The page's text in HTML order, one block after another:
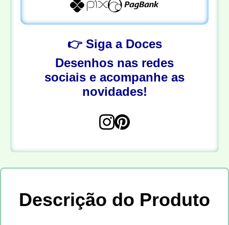
👉 Siga a Doces
Desenhos nas redes
sociais e acompanhe as
novidades!
Descrição do Produto